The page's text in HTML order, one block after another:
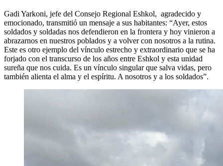
Gadi Yarkoni, jefe del Consejo Regional Eshkol, agradecido y
emocionado, transmitió un mensaje a sus habitantes: “Ayer, estos
soldados y soldadas nos defendieron en la frontera y hoy vinieron a
abrazarnos en nuestros poblados y a volver con nosotros a la rutina.
Este es otro ejemplo del vínculo estrecho y extraordinario que se ha
forjado con el transcurso de los años entre Eshkol y esta unidad
sureña que nos cuida. Es un vínculo singular que salva vidas, pero
también alienta el alma y el espíritu. A nosotros y a los soldados”.